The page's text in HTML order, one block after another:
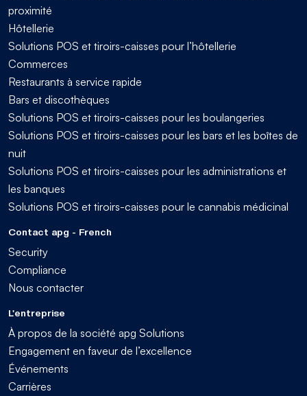
proximité
Hôtellerie
Solutions POS et tiroirs-caisses pour l’hôtellerie
Commerces
Restaurants à service rapide
Bars et discothèques
Solutions POS et tiroirs-caisses pour les boulangeries
Solutions POS et tiroirs-caisses pour les bars et les boîtes de
nuit
Solutions POS et tiroirs-caisses pour les administrations et
les banques
Solutions POS et tiroirs-caisses pour le cannabis médicinal
Contact apg - French
Security
Compliance
Nous contacter
L'entreprise
À propos de la société apg Solutions
Engagement en faveur de l’excellence
Événements
Carrières